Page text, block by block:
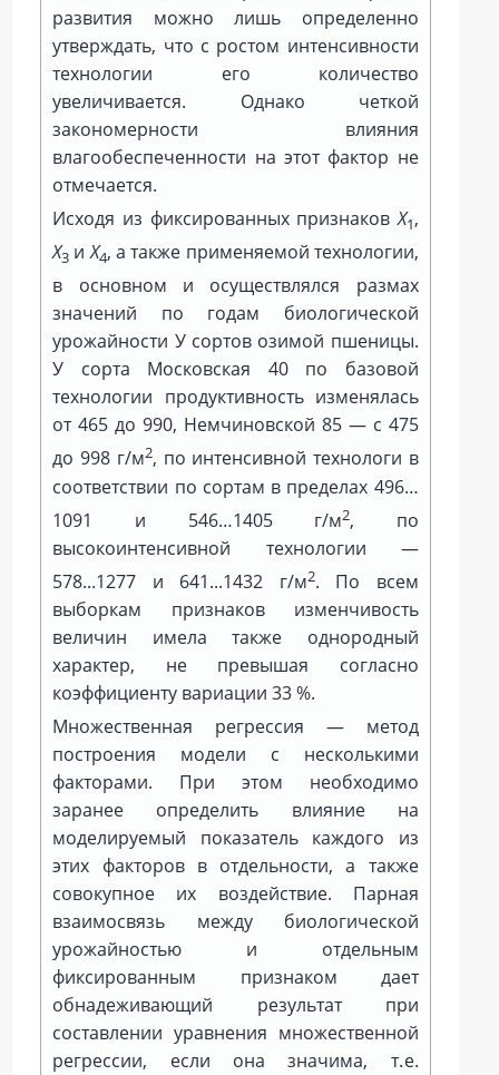
развития можно лишь определенно
утверждать, что с ростом интенсивности
технологии его количество
увеличивается. Однако четкой
закономерности влияния
влагообеспеченности на этот фактор не
отмечается.
Исходя из фиксированных признаковХ1,
Х3 иХ4, а также применяемой технологии,
в основном и осуществлялся размах
значений по годам биологической
урожайности У сортов озимой пшеницы.
У сорта Московская 40 по базовой
технологии продуктивность изменялась
от 465 до 990, Немчиновской 85 — с 475
до 998 г/м2, по интенсивной технологи в
соответствии по сортам в пределах 496…
1091 и 546…1405 г/м2, по
высокоинтенсивной технологии —
578...1277 и 641...1432 г/м2. По всем
выборкам признаков изменчивость
величин имела также однородный
характер, не превышая согласно
коэффициенту вариации 33 %.
Множественная регрессия — метод
построения модели с несколькими
факторами. При этом необходимо
заранее определить влияние на
моделируемый показатель каждого из
этих факторов в отдельности, а также
совокупное их воздействие. Парная
взаимосвязь между биологической
урожайностью и отдельным
фиксированным признаком дает
обнадеживающий результат при
составлении уравнения множественной
регрессии, если она значима, т. е.